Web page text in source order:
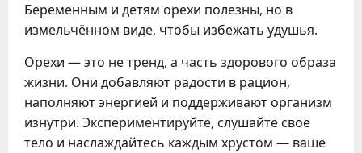
Беременным и детям орехи полезны, но в
измельчённом виде, чтобы избежать удушья.
Орехи — это не тренд, а часть здорового образа
жизни. Они добавляют радости в рацион,
наполняют энергией и поддерживают организм
изнутри. Экспериментируйте, слушайте своё
тело и наслаждайтесь каждым хрустом — ваше